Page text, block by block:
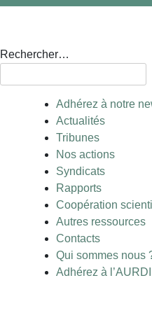
Rechercher…
Adhérez à notre
Actualités
Tribunes
Nos actions
Syndicats
Rapports
Coopération
Autres ressources
Contacts
Qui sommes nous
Adhérez à